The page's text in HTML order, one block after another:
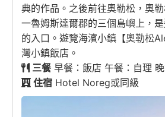
典的作品。之後前往奧勒松，奧
一魯姆斯達爾郡的三個島嶼上，
的入口。遊覽海濱小鎮【奧勒松
灣小鎮飯店。
三餐早餐：飯店 午餐：自理
住宿 Hotel Noreg或同級